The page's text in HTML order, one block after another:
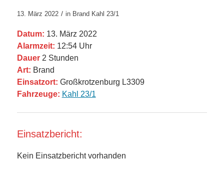
13. März 2022 / in Brand Kahl 23/1
Datum: 13. März 2022
Alarmzeit: 12:54 Uhr
Dauer2 Stunden
Art: Brand
Einsatzort: Großkrotzenburg L3309
Fahrzeuge: Kahl 23/1
Einsatzbericht:
Kein Einsatzbericht vorhanden